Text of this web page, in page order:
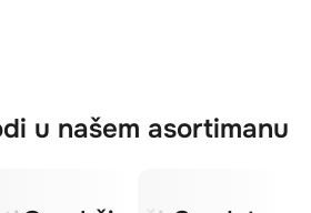
u našem asortimanu